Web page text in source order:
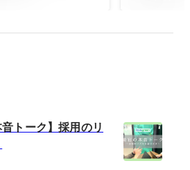
音トーク】採用のリ